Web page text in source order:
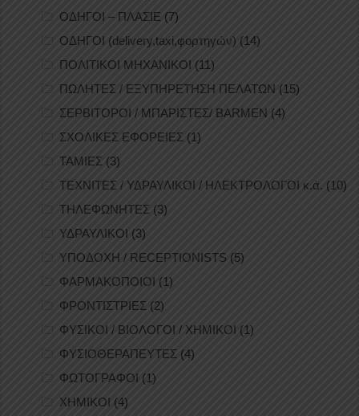
ΟΔΗΓΟΙ – ΠΛΑΣΙΕ (7)
ΟΔΗΓΟΙ (delivery,taxi,φορτηγών) (14)
ΠΟΛΙΤΙΚΟΙ ΜΗΧΑΝΙΚΟΙ (11)
ΠΩΛΗΤΕΣ / ΕΞΥΠΗΡΕΤΗΣΗ ΠΕΛΑΤΩΝ (15)
ΣΕΡΒΙΤΟΡΟΙ / ΜΠΑΡΙΣΤΕΣ/ BARMEN (4)
ΣΧΟΛΙΚΕΣ ΕΦΟΡΕΙΕΣ (1)
ΤΑΜΙΕΣ (3)
ΤΕΧΝΙΤΕΣ / ΥΔΡΑΥΛΙΚΟΙ / ΗΛΕΚΤΡΟΛΟΓΟΙ κ.ά. (10)
ΤΗΛΕΦΩΝΗΤΕΣ (3)
ΥΔΡΑΥΛΙΚΟΙ (3)
ΥΠΟΔΟΧΗ / RECEPTIONISTS (5)
ΦΑΡΜΑΚΟΠΟΙΟΙ (1)
ΦΡΟΝΤΙΣΤΡΙΕΣ (2)
ΦΥΣΙΚΟΙ / ΒΙΟΛΟΓΟΙ / ΧΗΜΙΚΟΙ (1)
ΦΥΣΙΟΘΕΡΑΠΕΥΤΕΣ (4)
ΦΩΤΟΓΡΑΦΟΙ (1)
ΧΗΜΙΚΟΙ (4)